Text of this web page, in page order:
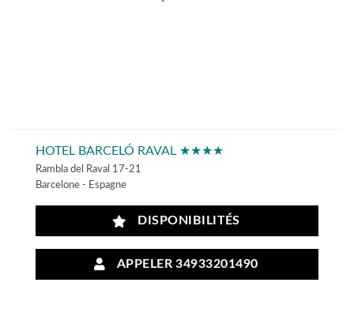
HOTEL BARCELÓ RAVAL ★★★★
Rambla del Raval 17-21
Barcelone - Espagne
DISPONIBILITÉS
APPELER 34933201490